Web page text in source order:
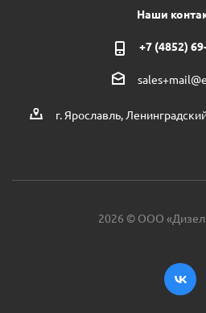
Наши
+7 (4852)
г. Ярославль,
2026 © ООО